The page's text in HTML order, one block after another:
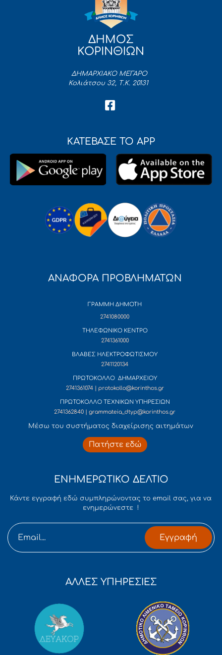
ΔΗΜΟΣ
ΚΟΡΙΝΘΙΩΝ
ΔΗΜΑΡΧΙΑΚΟ ΜΕΓΑΡΟ
Κολιάτσου 32, Τ.Κ. 20131
ΚΑΤΕΒΑΣΕ ΤΟ APP
ΑΝΑΦΟΡΑ ΠΡΟΒΛΗΜΑΤΩΝ
ΓΡΑΜΜΗ ΔΗΜΟΤΗ
2741080000
ΤΗΛΕΦΩΝΙΚΟ ΚΕΝΤΡΟ
2741361000
ΒΛΑΒΕΣ ΗΛΕΚΤΡΟΦΩΤΙΣΜΟΥ
2741120134
ΠΡΩΤΟΚΟΛΛΟ ΔΗΜΑΡΧΕΙΟΥ
2741361074 | protokollo@korinthos.gr
ΠΡΩΤΟΚΟΛΛΟ ΤΕΧΝΙΚΩΝ ΥΠΗΡΕΣΙΩΝ
2741362840 | grammateia_dtyp@korinthos.gr
Mέσω του συστήματος διαχείρισης αιτημάτων
Πατήστε εδώ
ΕΝΗΜΕΡΩΤΙΚΟ ΔΕΛΤΙΟ
Κάντε εγγραφή εδώ συμπληρώνοντας το email σας, για να
ενημερώνεστε !
Εγγραφή
ΑΛΛΕΣ ΥΠΗΡΕΣΙΕΣ